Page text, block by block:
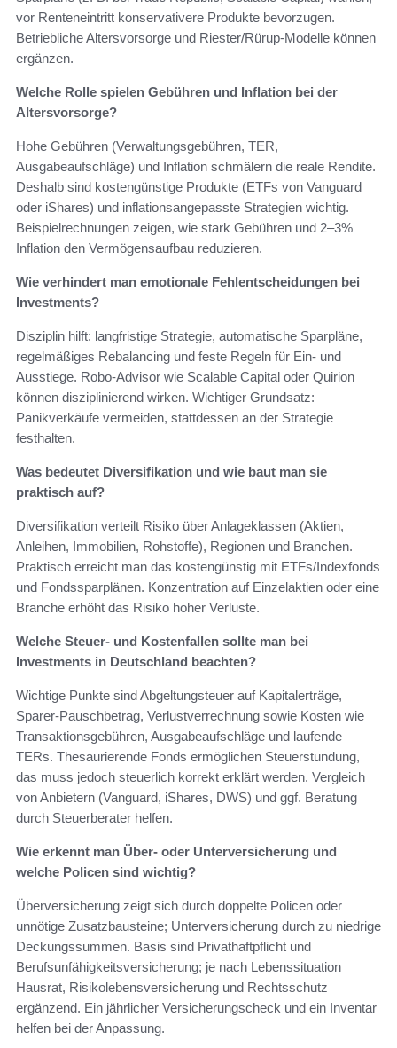
vor Renteneintritt konservativere Produkte bevorzugen.
Betriebliche Altersvorsorge und Riester/Rürup‑Modelle können
ergänzen.
Welche Rolle spielen Gebühren und Inflation bei der
Altersvorsorge?
Hohe Gebühren (Verwaltungsgebühren, TER,
Ausgabeaufschläge) und Inflation schmälern die reale Rendite.
Deshalb sind kostengünstige Produkte (ETFs von Vanguard
oder iShares) und inflationsangepasste Strategien wichtig.
Beispielrechnungen zeigen, wie stark Gebühren und 2–3%
Inflation den Vermögensaufbau reduzieren.
Wie verhindert man emotionale Fehlentscheidungen bei
Investments?
Disziplin hilft: langfristige Strategie, automatische Sparpläne,
regelmäßiges Rebalancing und feste Regeln für Ein- und
Ausstiege. Robo-Advisor wie Scalable Capital oder Quirion
können disziplinierend wirken. Wichtiger Grundsatz:
Panikverkäufe vermeiden, stattdessen an der Strategie
festhalten.
Was bedeutet Diversifikation und wie baut man sie
praktisch auf?
Diversifikation verteilt Risiko über Anlageklassen (Aktien,
Anleihen, Immobilien, Rohstoffe), Regionen und Branchen.
Praktisch erreicht man das kostengünstig mit ETFs/Indexfonds
und Fondssparplänen. Konzentration auf Einzelaktien oder eine
Branche erhöht das Risiko hoher Verluste.
Welche Steuer- und Kostenfallen sollte man bei
Investments in Deutschland beachten?
Wichtige Punkte sind Abgeltungsteuer auf Kapitalerträge,
Sparer-Pauschbetrag, Verlustverrechnung sowie Kosten wie
Transaktionsgebühren, Ausgabeaufschläge und laufende
TERs. Thesaurierende Fonds ermöglichen Steuerstundung,
das muss jedoch steuerlich korrekt erklärt werden. Vergleich
von Anbietern (Vanguard, iShares, DWS) und ggf. Beratung
durch Steuerberater helfen.
Wie erkennt man Über- oder Unterversicherung und
welche Policen sind wichtig?
Überversicherung zeigt sich durch doppelte Policen oder
unnötige Zusatzbausteine; Unterversicherung durch zu niedrige
Deckungssummen. Basis sind Privathaftpflicht und
Berufsunfähigkeitsversicherung; je nach Lebenssituation
Hausrat, Risikolebensversicherung und Rechtsschutz
ergänzend. Ein jährlicher Versicherungscheck und ein Inventar
helfen bei der Anpassung.